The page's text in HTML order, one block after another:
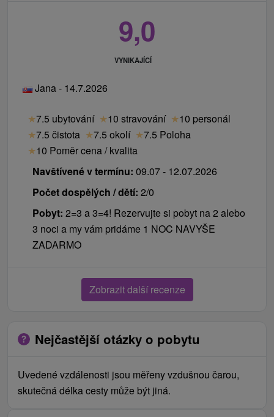
9,0
VYNIKAJÍCÍ
Jana - 14.7.2026
★7.5 ubytování ★10 stravování ★10 personál
★7.5 čistota ★7.5 okolí ★7.5 Poloha
★10 Poměr cena / kvalita
Navštívené v termínu: 09.07 - 12.07.2026
Počet dospělých / dětí: 2/0
Pobyt: 2=3 a 3=4! Rezervujte si pobyt na 2 alebo
3 noci a my vám pridáme 1 NOC NAVYŠE
ZADARMO
Zobrazit další recenze
Nejčastější otázky o pobytu
Uvedené vzdálenosti jsou měřeny vzdušnou čarou,
skutečná délka cesty může být jiná.